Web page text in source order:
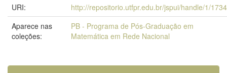
URI:
http://repositorio.utfpr.edu.br/jspui/handle/1/1734
Aparece nas
coleções:
PB - Programa de Pós-Graduação em
Matemática em Rede Nacional